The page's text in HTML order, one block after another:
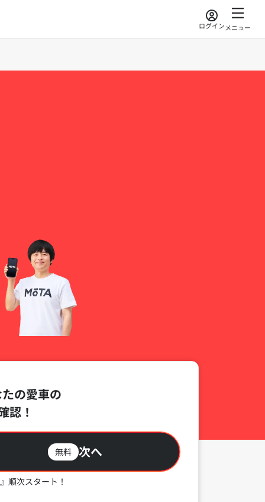
ログインメニュー
の愛車の
認！
無料 次へ
順次スタート！